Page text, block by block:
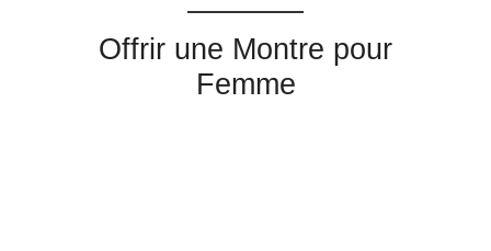
Offrir une Montre pour
Femme